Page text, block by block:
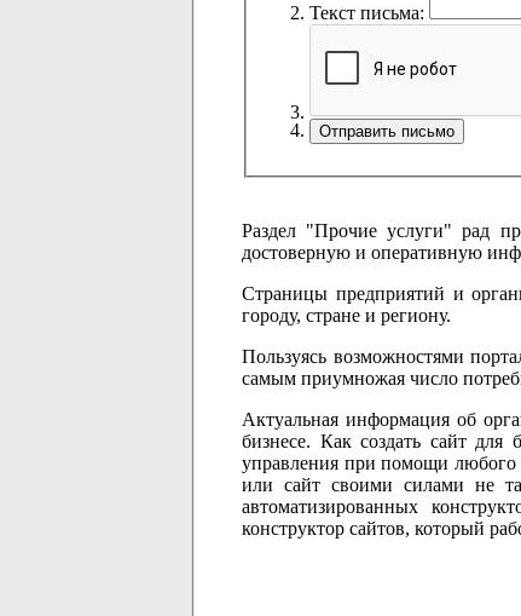
Текст письма:
Раздел "Прочие услуги" рад
достоверную и оперативную
Страницы предприятий и
городу, стране и региону.
Пользуясь возможностями
самым приумножая число
Актуальная информация об
бизнесе. Как создать сайт для
управления при помощи любого
или сайт своими силами не
автоматизированных
конструктор сайтов, который